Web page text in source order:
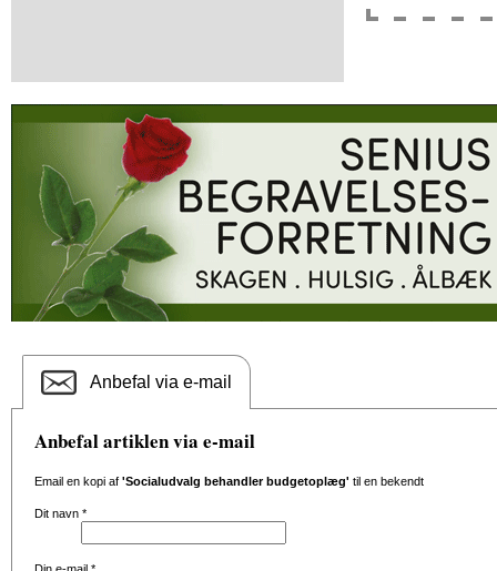
Anbefal via e-mail
Anbefal artiklen via e-mail
Email en kopi af 'Socialudvalg behandler budgetoplæg' til en bekendt
Dit navn *